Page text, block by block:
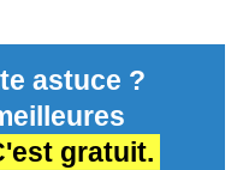
astuce ?
gratuit.